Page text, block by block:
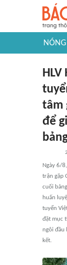
NÓNG
HLV
tâm
để
Ngày 6/
trận gặp
cuối
huấn
tuyển
đặt mục
ngôi đầu
kết.